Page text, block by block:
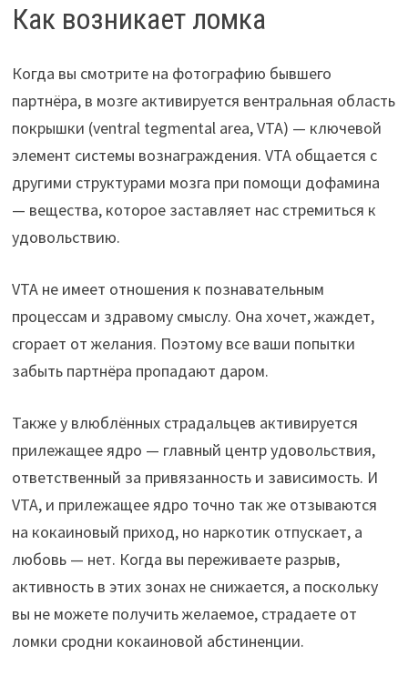
Как возникает ломка
Когда вы смотрите на фотографию бывшего
партнёра, в мозге активируется вентральная область
покрышки (ventral tegmental area, VTA) — ключевой
элемент системы вознаграждения. VTA общается с
другими структурами мозга при помощи дофамина
— вещества, которое заставляет нас стремиться к
удовольствию.
VTA не имеет отношения к познавательным
процессам и здравому смыслу. Она хочет, жаждет,
сгорает от желания. Поэтому все ваши попытки
забыть партнёра пропадают даром.
Также у влюблённых страдальцев активируется
прилежащее ядро — главный центр удовольствия,
ответственный за привязанность и зависимость. И
VTA, и прилежащее ядро точно так же отзываются
на кокаиновый приход, но наркотик отпускает, а
любовь — нет. Когда вы переживаете разрыв,
активность в этих зонах не снижается, а поскольку
вы не можете получить желаемое, страдаете от
ломки сродни кокаиновой абстиненции.